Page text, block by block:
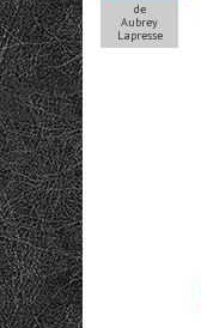
de
Aubrey
Lapresse